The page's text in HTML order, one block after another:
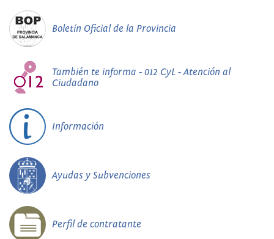
Boletín Oficial de la Provincia
También te informa - 012 CyL - Atención al
Ciudadano
Información
Ayudas y Subvenciones
Perfil de contratante